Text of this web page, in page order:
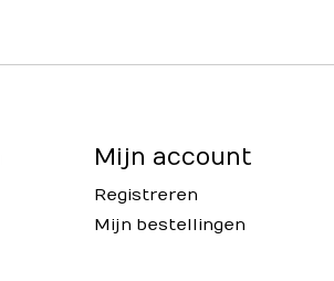
Mijn account
Registreren
Mijn bestellingen